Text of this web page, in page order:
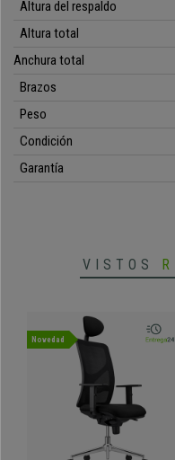
• Mecanismo sincronizado de
Adaptada para uso de 8
Altura del respaldo
Altura total
Anchura total
Brazos
Peso
Condición
Garantía
VISTOS
Novedad